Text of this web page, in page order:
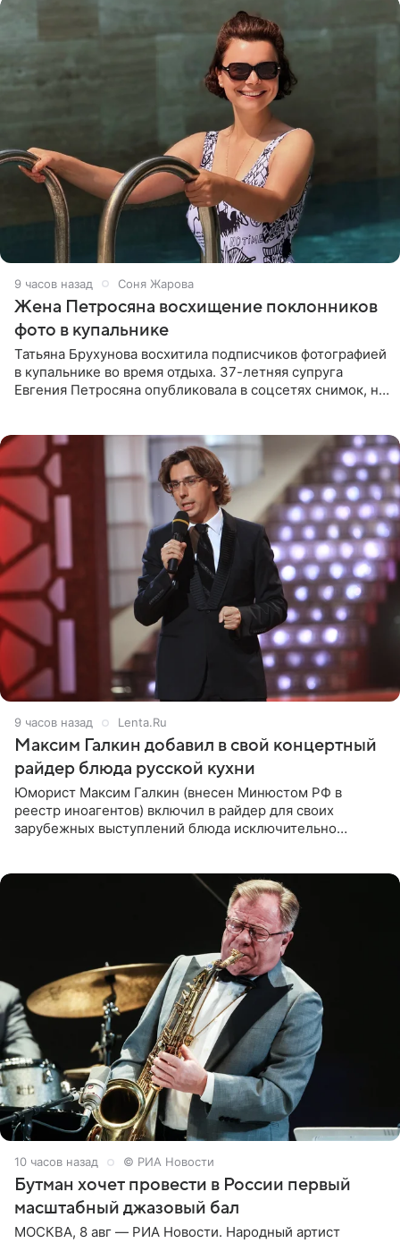
9 часов назад Соня Жарова
Жена Петросяна восхищение поклонников
фото в купальнике
Татьяна Брухунова восхитила подписчиков фотографией
в купальнике во время отдыха. 37-летняя супруга
Евгения Петросяна опубликовала в соцсетях снимок, на
9 часов назад Lenta.Ru
Максим Галкин добавил в свой концертный
райдер блюда русской кухни
Юморист Максим Галкин (внесен Минюстом РФ в
реестр иноагентов) включил в райдер для своих
зарубежных выступлений блюда исключительно
10 часов назад © РИА Новости
Бутман хочет провести в России первый
масштабный джазовый бал
МОСКВА, 8 авг — РИА Новости. Народный артист